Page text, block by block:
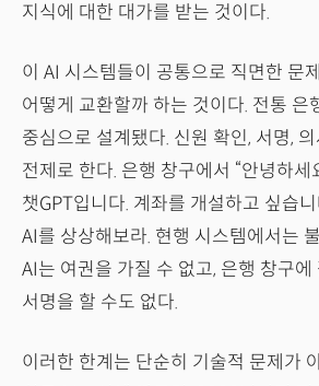
지식에 대한 대가를 받는 것이다.
이 AI 시스템들이 공통으로 직면한 문
어떻게 교환할까 하는 것이다. 전통 은
중심으로 설계됐다. 신원 확인, 서명,
전제로 한다. 은행 창구에서 “안녕하세
챗GPT입니다. 계좌를 개설하고 싶습
AI를 상상해보라. 현행 시스템에서는
AI는 여권을 가질 수 없고, 은행 창구에
서명을 할 수도 없다.
이러한 한계는 단순히 기술적 문제가